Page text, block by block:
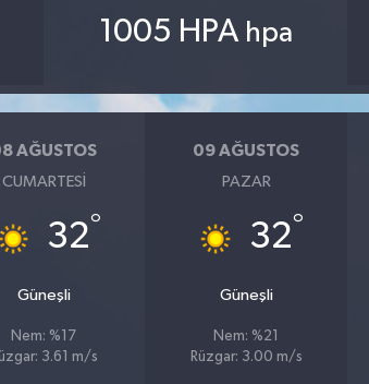
1005 HPA hpa
AĞUSTOS
CUMARTESI
32°
Güneşli
Nem: %17
3.61 m/s
09 AĞUSTOS
PAZAR
32°
Güneşli
Nem: %21
Rüzgar: 3.00 m/s